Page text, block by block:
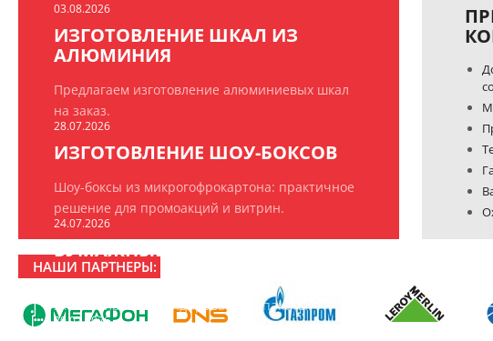
03.08.2026
ИЗГОТОВЛЕНИЕ ШКАЛ ИЗ
АЛЮМИНИЯ
Предлагаем изготовление алюминиевых шкал
на заказ.
28.07.2026
ИЗГОТОВЛЕНИЕ ШОУ-БОКСОВ
Шоу-боксы из микрогофрокартона: практичное
решение для промоакций и витрин.
24.07.2026
БУМАЖНЫЕ ПАКЕТЫ НА ЗАКАЗ
ООО «РПК «БрендПринт» изготавливает
эксклюзивные брендированные пакеты.
20.07.2026
НАШИ ПАРТНЕРЫ: